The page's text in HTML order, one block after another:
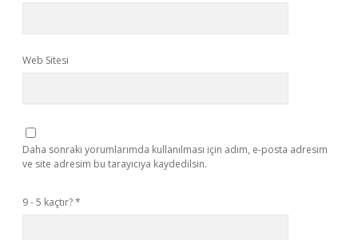
Web Sitesi
Daha sonraki yorumlarımda kullanılması için adım, e-posta adresim
ve site adresim bu tarayıcıya kaydedilsin.
9 - 5 kaçtır?*